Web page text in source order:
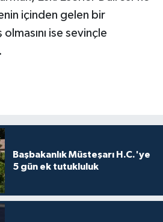
içinden gelen bir
ise sevinçle
Başbakanlık Müsteşarı H.C.'ye
5 gün ek tutukluluk